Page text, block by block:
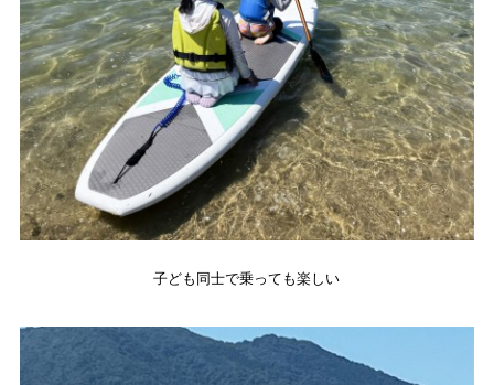
子ども同士で乗っても楽しい